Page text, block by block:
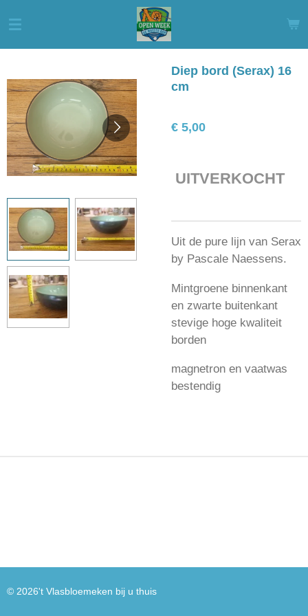
direct
naar
hoofdinhoud
Diep bord (Serax) 16
cm
€ 5,00
UITVERKOCHT
Uit de pure lijn van Serax
by Pascale Naessens.
Mintgroene binnenkant
en zwarte buitenkant
stevige hoge kwaliteit
borden
magnetron en vaatwas
bestendig
© 2026't Vlasbloemeken bij u thuis